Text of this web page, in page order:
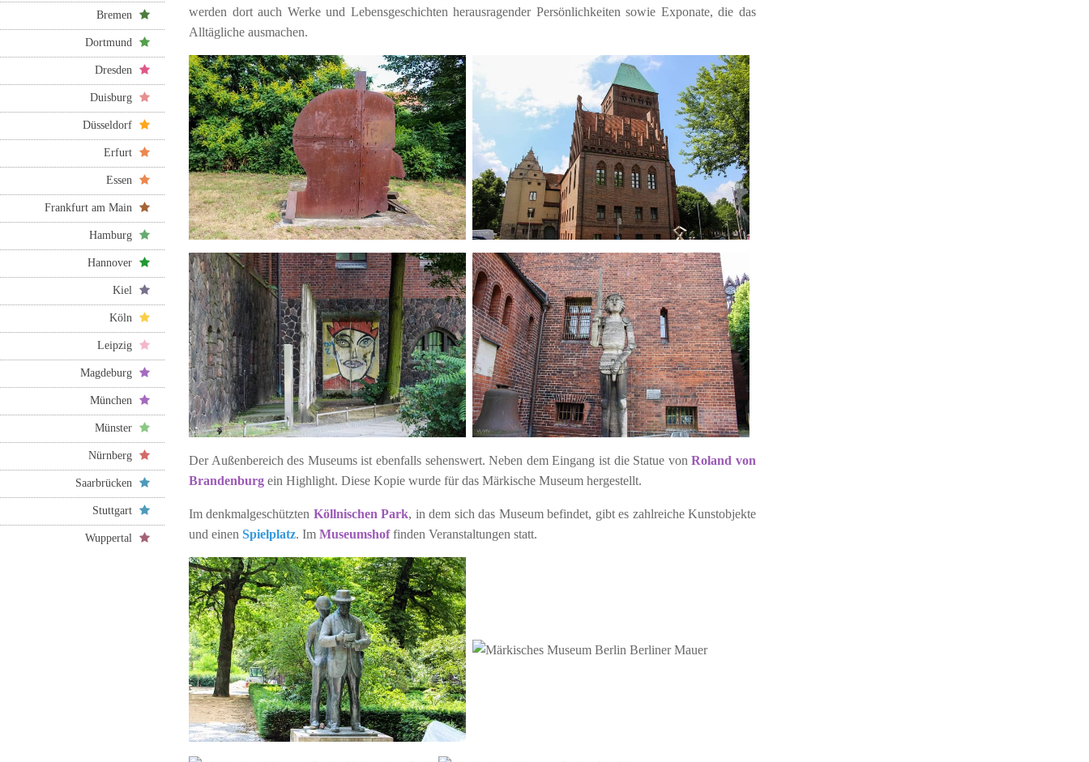
Bremen
Dortmund
Dresden
Duisburg
Düsseldorf
Erfurt
Essen
Frankfurt am Main
Hamburg
Hannover
Kiel
Köln
Leipzig
Magdeburg
München
Münster
Nürnberg
Saarbrücken
Stuttgart
Wuppertal
werden dort auch Werke und Lebensgeschichten herausragender Persönlichkeiten sowie Exponate, die das
Alltägliche ausmachen.
Der Außenbereich des Museums ist ebenfalls sehenswert. Neben dem Eingang ist die Statue vonRoland von
Brandenburg ein Highlight. Diese Kopie wurde für das Märkische Museum hergestellt.
Im denkmalgeschützten Köllnischen Park, in dem sich das Museum befindet, gibt es zahlreiche Kunstobjekte
und einen Spielplatz. Im Museumshoffinden Veranstaltungen statt.